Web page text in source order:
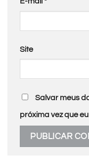
Site
Salvar meus
próxima vez que